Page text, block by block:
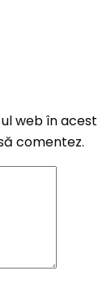
web în acest
comentez.